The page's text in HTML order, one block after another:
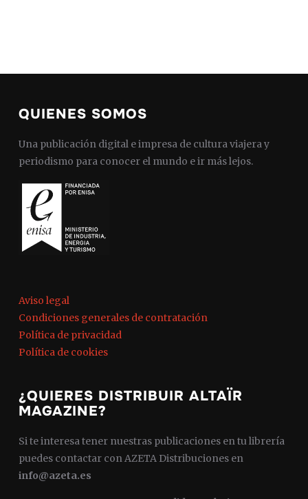
QUIENES SOMOS
Una publicación digital e impresa de cultura viajera y
periodismo para conocer el mundo e ir más lejos.
Aviso legal
Condiciones generales de contratación
Política de privacidad
Política de cookies
¿QUIERES DISTRIBUIR ALTAÏR
MAGAZINE?
Si te interesa tener nuestras publicaciones en tu librería
puedes contactar con AZETA Distribuciones en
info@azeta.es